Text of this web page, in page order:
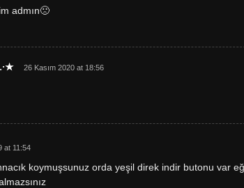
admın🙁
26 Kasım 2020 at 18:56
at 11:54
koymuşsunuz orda yeşil direk indir butonu var